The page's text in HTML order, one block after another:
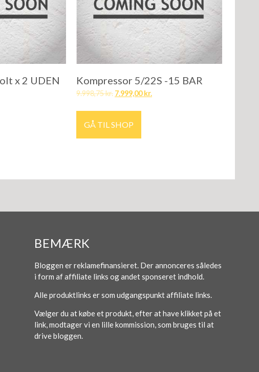
x 2 UDEN
Kompressor 5/22S -15 BAR
9.998,75kr. 7.999,00kr.
GÅ TIL SHOP
BEMÆRK
Bloggen er reklamefinansieret. Der annonceres således
i form af affiliate links og andet sponseret indhold.
Alle produktlinks er som udgangspunkt affiliate links.
Vælger du at købe et produkt, efter at have klikket på et
link, modtager vi en lille kommission, som bruges til at
drive bloggen.